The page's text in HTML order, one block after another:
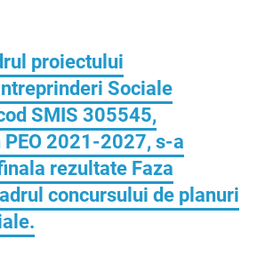
proiectului
Sociale
SMIS 305545,
2021-2027, s-a
rezultate Faza
concursului de planuri